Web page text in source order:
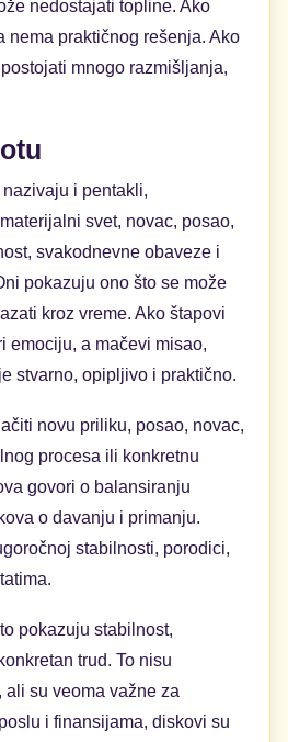
nedostajati topline. Ako
nema praktičnog rešenja. Ako
mnogo razmišljanja,
i pentakli,
svet, novac, posao,
svakodnevne obaveze i
pokazuju ono što se može
kroz vreme. Ako štapovi
emociju, a mačevi misao,
stvarno, opipljivo i praktično.
novu priliku, posao, novac,
procesa ili konkretnu
govori o balansiranju
o davanju i primanju.
stabilnosti, porodici,
pokazuju stabilnost,
trud. To nisu
su veoma važne za
i finansijama, diskovi su